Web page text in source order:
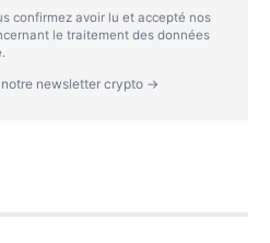
confirmez avoir lu et accepté nos
le traitement des données
notre newsletter crypto →